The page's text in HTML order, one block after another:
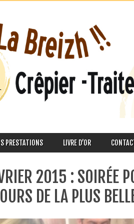
PRESTATIONS LIVRE D’OR
2015 : SOIRÉE
DE LA PLUS